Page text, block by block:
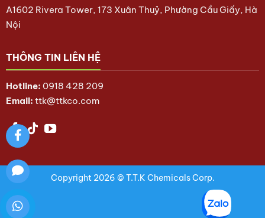
A1602 Rivera Tower, 173 Xuân Thuỷ, Phường Cầu Giấy, Hà
Nội
THÔNG TIN LIÊN HỆ
Hotline: 0918 428 209
Email: ttk@ttkco.com
Copyright 2026 © T.T.K Chemicals Corp.